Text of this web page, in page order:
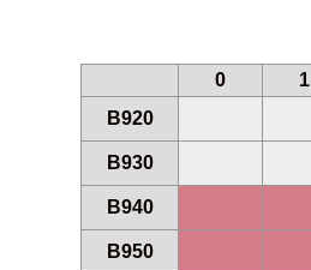
0
1
B920
B930
B940
B950